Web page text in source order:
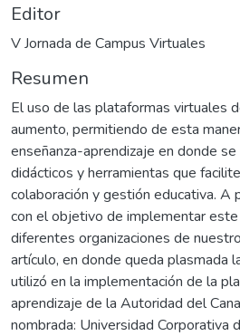
Editor
V Jornada de Campus Virtuales
Resumen
El uso de las plataformas virtuales
aumento, permitiendo de esta
enseñanza-aprendizaje en donde
didácticos y herramientas que
colaboración y gestión educativa. A
con el objetivo de implementar
diferentes organizaciones de
artículo, en donde queda plasmada
utilizó en la implementación de la
aprendizaje de la Autoridad del
nombrada: Universidad Corporativa